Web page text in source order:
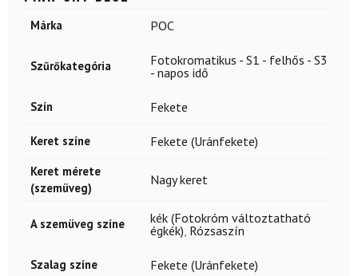
Márka POC
Szűrőkategória
Fotokromatikus - S1 - felhős - S3
- napos idő
Szín Fekete
Keret színe Fekete (Uránfekete)
Keret mérete
(szemüveg)
Nagy keret
A szemüveg színe
kék (Fotokróm változtatható
égkék) Rózsaszín
Szalag színe Fekete (Uránfekete)